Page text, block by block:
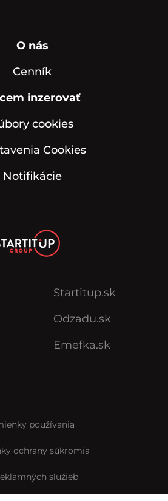
O nás
Cenník
inzerovať
cookies
Cookies
Notifikácie
Startitup.sk
Odzadu.sk
Emefka.sk
používania
ochrany súkromia
služieb